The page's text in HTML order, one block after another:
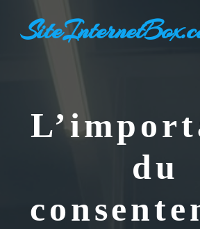
contenu
du